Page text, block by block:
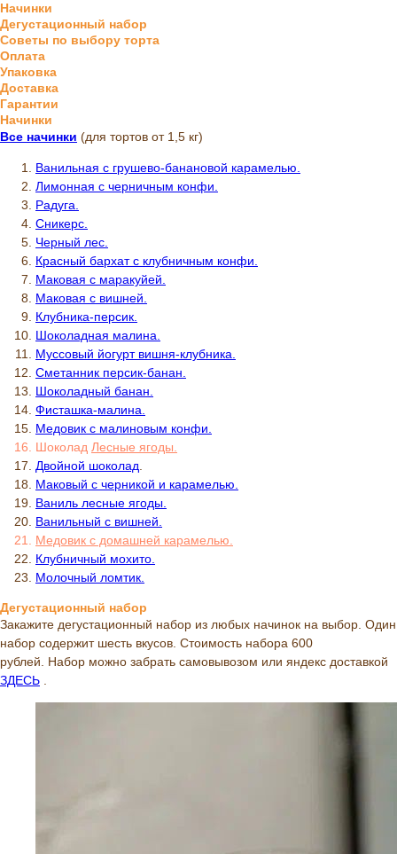
Начинки
Дегустационный набор
Советы по выбору торта
Оплата
Упаковка
Доставка
Гарантии
Начинки
Все начинки (для тортов от 1,5 кг)
Ванильная с грушево-банановой карамелью.
Лимонная с черничным конфи.
Радуга.
Сникерс.
Черный лес.
Красный бархат с клубничным конфи.
Маковая с маракуйей.
Маковая с вишней.
Клубника-персик.
Шоколадная малина.
Муссовый йогурт вишня-клубника.
Сметанник персик-банан.
Шоколадный банан.
Фисташка-малина.
Медовик с малиновым конфи.
Шоколад Лесные ягоды.
Двойной шоколад.
Маковый с черникой и карамелью.
Ваниль лесные ягоды.
Ванильный с вишней.
Медовик с домашней карамелью.
Клубничный мохито.
Молочный ломтик.
Дегустационный набор
Закажите дегустационный набор из любых начинок на выбор. Один
набор содержит шесть вкусов. Стоимость набора 600
рублей. Набор можно забрать самовывозом или яндекс доставкой
ЗДЕСЬ .